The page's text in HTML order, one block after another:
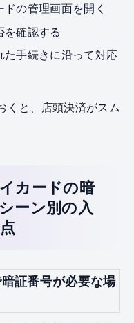
の管理画面を開く
を確認する
た手続きに沿って対応
くと、店頭決済がスム
カードの暗
ーン別の入
証番号が必要な場